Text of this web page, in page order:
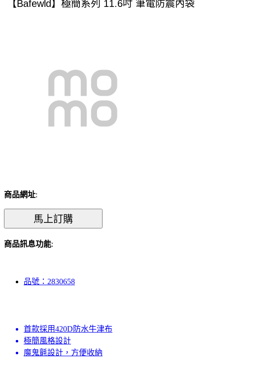
商品網址:
商品訊息功能:
品號：2830658
首款採用420D防水牛津布
極簡風格設計
魔鬼氈設計，方便收納